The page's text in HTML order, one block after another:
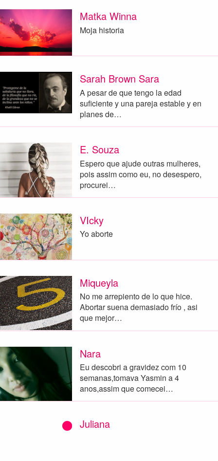
Matka Winna
Moja historia
Sarah Brown Sara
A pesar de que tengo la edad
suficiente y una pareja estable y en
planes de…
E. Souza
Espero que ajude outras mulheres,
pois assim como eu, no desespero,
procurei…
VIcky
Yo aborte
Miqueyla
No me arrepiento de lo que hice.
Abortar suena demasiado frío , asi
que mejor…
Nara
Eu descobri a gravidez com 10
semanas,tomava Yasmin a 4
anos,assim que comecei…
Juliana